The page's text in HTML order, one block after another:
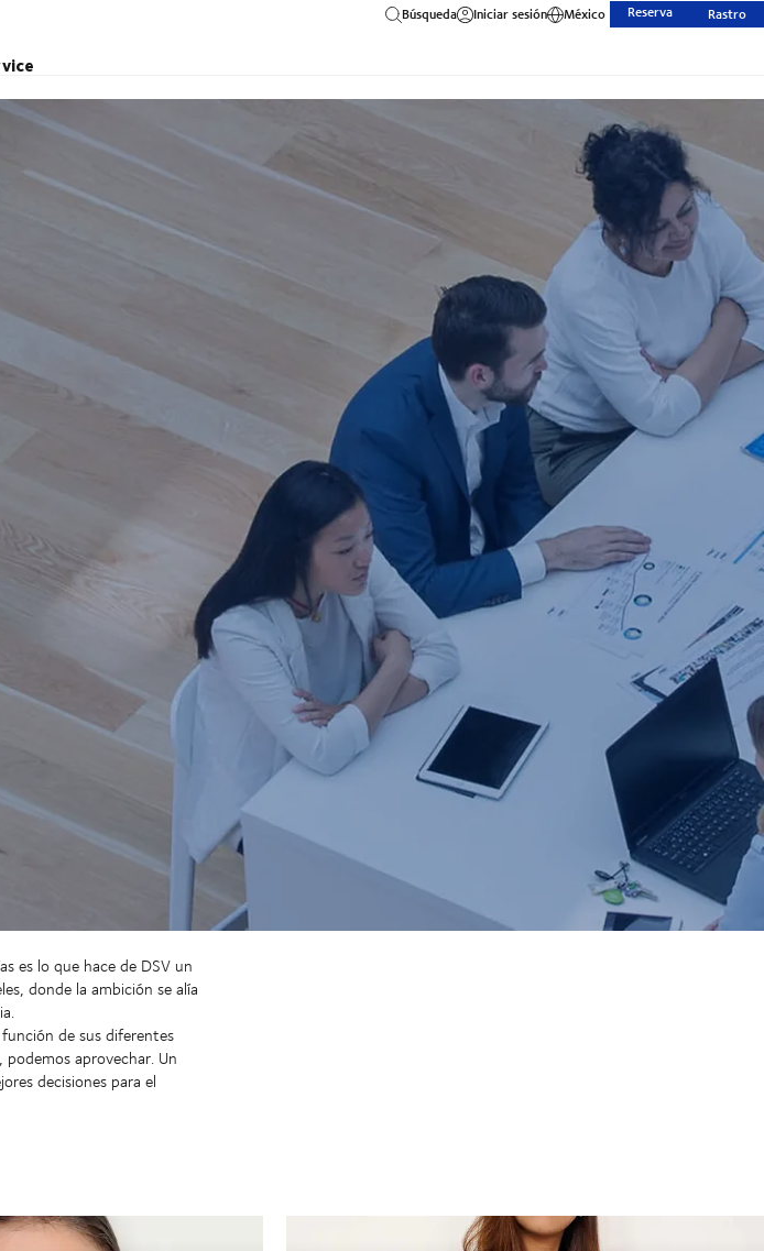
Búsqueda Iniciar sesión México Reserva Rastro
es lo que hace de DSV un
donde la ambición se alía
de sus diferentes
aprovechar. Un
decisiones para el